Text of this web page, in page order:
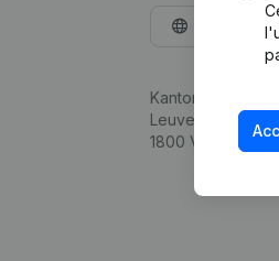
Français
Kantorenpark
1800 Vilvoorde